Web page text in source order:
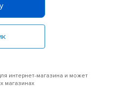
интернет-магазина и может
магазинах